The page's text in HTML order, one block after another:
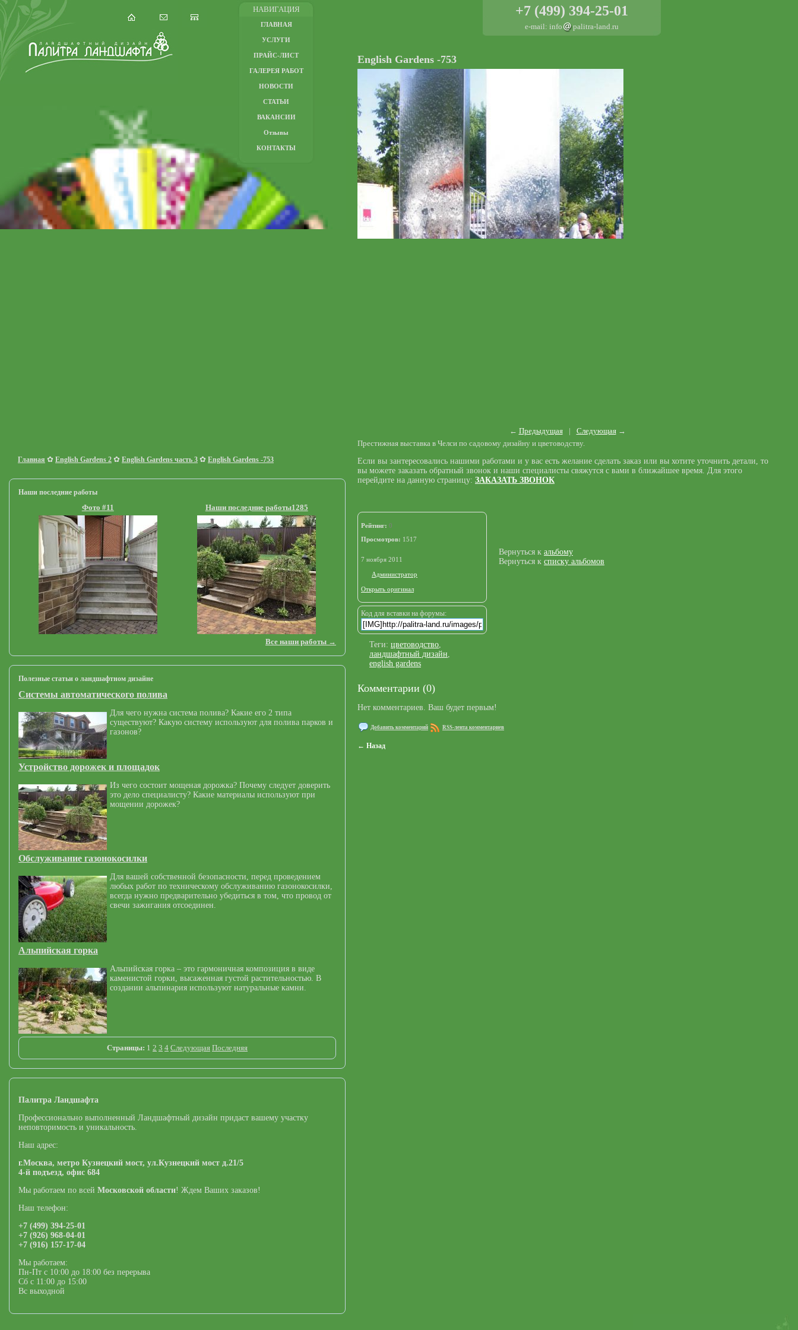
НАВИГАЦИЯ
ГЛАВНАЯ
УСЛУГИ
ПРАЙС-ЛИСТ
ГАЛЕРЕЯ РАБОТ
НОВОСТИ
СТАТЬИ
ВАКАНСИИ
Отзывы
КОНТАКТЫ
Главная ✿ English Gardens 2 ✿ English Gardens часть 3 ✿ English Gardens -753
Наши последние работы
Фото #11 Наши последние работы1285
Все наши работы →
Полезные статьи о ландшафтном дизайне
Системы автоматического полива
Для чего нужна система полива? Какие его 2 типа
существуют? Какую систему используют для полива парков и
газонов?
Устройство дорожек и площадок
Из чего состоит мощеная дорожка? Почему следует доверить
это дело специалисту? Какие материалы используют при
мощении дорожек?
Обслуживание газонокосилки
Для вашей собственной безопасности, перед проведением
любых работ по техническому обслуживанию газонокосилки,
всегда нужно предварительно убедиться в том, что провод от
свечи зажигания отсоединен.
Альпийская горка
Альпийская горка – это гармоничная композиция в виде
каменистой горки, высаженная густой растительностью. В
создании альпинария используют натуральные камни.
Страницы: 1 2 3 4 Следующая Последняя
Палитра Ландшафта
Профессионально выполненный Ландшафтный дизайн придаст вашему участку
неповторимость и уникальность.
Наш адрес:
г.Москва, метро Кузнецкий мост, ул.Кузнецкий мост д.21/5
4-й подъезд, офис 684
Мы работаем по всей Московской области! Ждем Ваших заказов!
Наш телефон:
+7 (499) 394-25-01
+7 (926) 968-04-01
+7 (916) 157-17-04
Мы работаем:
Пн-Пт с 10:00 до 18:00 без перерыва
Сб с 11:00 до 15:00
Вс выходной
+7 (499) 394-25-01
e-mail: info palitra-land.ru
English Gardens -753
← Предыдущая | Следующая→
Престижная выставка в Челси по садовому дизайну и цветоводству.
Если вы зантересовались нашими работами и у вас есть желание сделать заказ или вы хотите уточнить детали, то
вы можете заказать обратный звонок и наши специалисты свяжутся с вами в ближайшее время. Для этого
перейдите на данную страницу: ЗАКАЗАТЬ ЗВОНОК
Рейтинг: 0
Просмотров: 1517
7 ноября 2011
Администратор
Открыть оригинал
Вернуться к альбому
Вернуться к списку альбомов
Код для вставки на форумы:
Теги: цветоводство,
ландшафтный дизайн,
english gardens
Комментарии (0)
Нет комментариев. Ваш будет первым!
Добавить комментарий RSS-лента комментариев
← Назад